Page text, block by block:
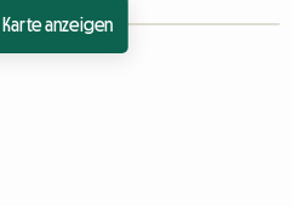
anzeigen